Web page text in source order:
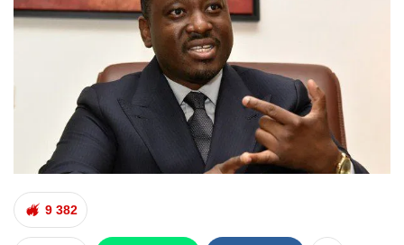
9 382